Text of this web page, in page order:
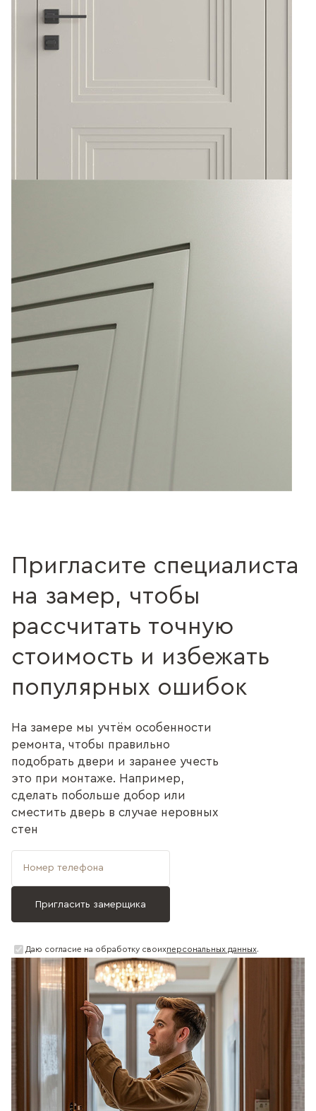
Пригласите специалиста
на замер, чтобы
рассчитать точную
стоимость и избежать
популярных ошибок
На замере мы учтём особенности
ремонта, чтобы правильно
подобрать двери и заранее учесть
это при монтаже. Например,
сделать побольше добор или
сместить дверь в случае неровных
стен
Даю согласие на обработку своихперсональных данных.